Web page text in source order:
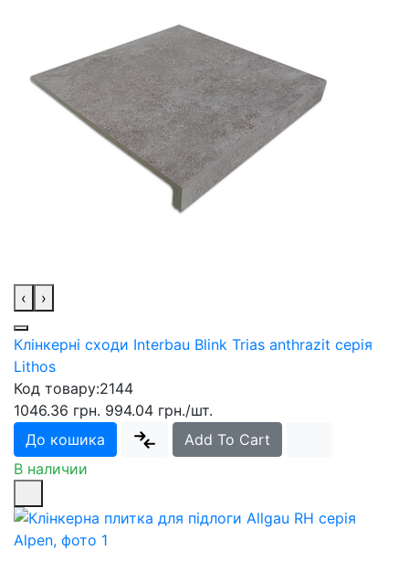
‹ ›
Клінкерні сходи Interbau Blink Trias anthrazit серія
Lithos
Код товару:2144
1046.36 грн. 994.04 грн./шт.
До кошика
Add To Cart
В наличии